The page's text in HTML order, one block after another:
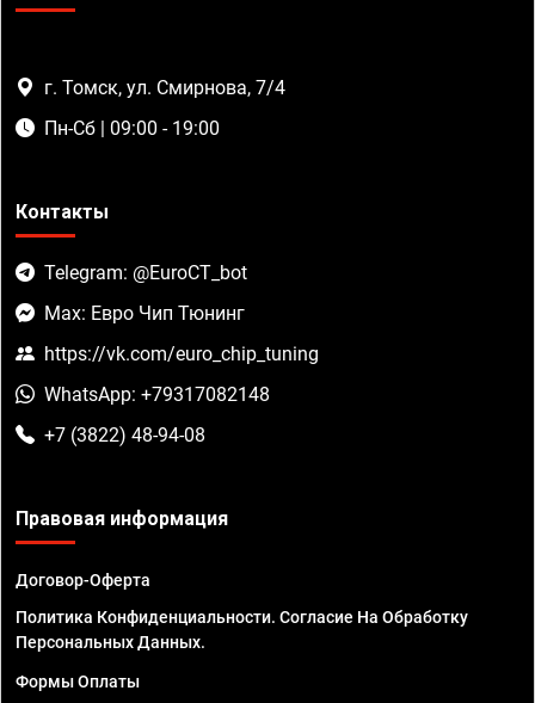
г. Томск, ул. Смирнова, 7/4
Пн-Сб | 09:00 - 19:00
Контакты
Telegram: @EuroCT_bot
Max: Евро Чип Тюнинг
https://vk.com/euro_chip_tuning
WhatsApp: +79317082148
+7 (3822) 48-94-08
Правовая информация
Договор-Оферта
Политика Конфиденциальности. Согласие На Обработку
Персональных Данных.
Формы Оплаты